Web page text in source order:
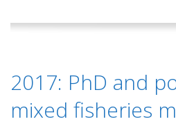
2017: PhD and
mixed fisheries